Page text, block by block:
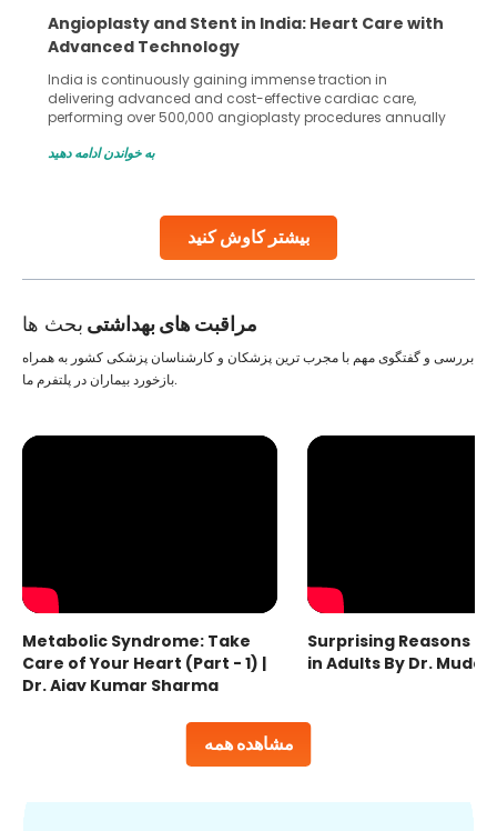
بیشتر کاوش کنید
Angioplasty and Stent in India: Heart Care with
Advanced Technology
India is continuously gaining immense traction in
delivering advanced and cost-effective cardiac care,
performing over 500,000 angioplasty procedures annually
globe are searching for treatments like angioplasty and
Studies, such as one published
به خواندن ادامه دهید
مراقبت های بهداشتی بحث ها
مشاهده همه
بررسی و گفتگوی مهم با مجرب ترین پزشکان و کارشناسان پزشکی کشور به همراه
بازخورد بیماران در پلتفرم ما.
Metabolic Syndrome: Take
Care of Your Heart (Part - 1) |
Dr. Ajay Kumar Sharma
Surprising Reasons
in Adults By Dr.